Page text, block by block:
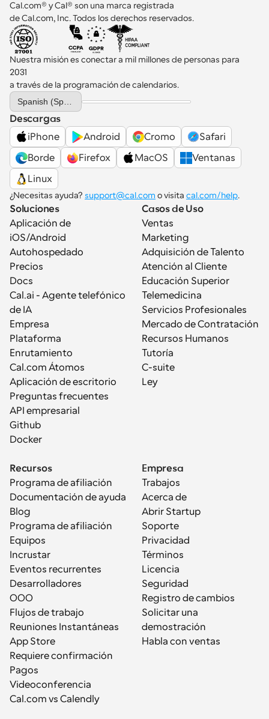
Cal.com® y Cal® son una marca registrada
de Cal.com, Inc. Todos los derechos reservados.
Nuestra misión es conectar a mil millones de personas para
2031
a través de la programación de calendarios.
Select Language
Descargas
iPhone
Android Cromo
Safari
Borde
Firefox MacOS
Ventanas
Linux
¿Necesitas ayuda? support@cal.com o visita cal.com/help.
Soluciones
Aplicación de
iOS/Android
Autohospedado
Precios
Docs
Cal.ai - Agente telefónico
de IA
Empresa
Plataforma
Enrutamiento
Cal.com Átomos
Aplicación de escritorio
Preguntas frecuentes
API empresarial
Github
Docker
Casos de Uso
Ventas
Marketing
Adquisición de Talento
Atención al Cliente
Educación Superior
Telemedicina
Servicios Profesionales
Mercado de Contratación
Recursos Humanos
Tutoría
C-suite
Ley
Recursos
Programa de afiliación
Documentación de ayuda
Blog
Programa de afiliación
Equipos
Incrustar
Eventos recurrentes
Desarrolladores
OOO
Flujos de trabajo
Reuniones Instantáneas
App Store
Requiere confirmación
Pagos
Videoconferencia
Cal.com vs Calendly
Empresa
Trabajos
Acerca de
Abrir Startup
Soporte
Privacidad
Términos
Licencia
Seguridad
Registro de cambios
Solicitar una
demostración
Habla con ventas